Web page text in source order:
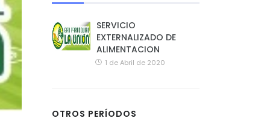
SERVICIO
EXTERNALIZADO DE
ALIMENTACION
1 de Abril de 2020
OTROS PERÍODOS